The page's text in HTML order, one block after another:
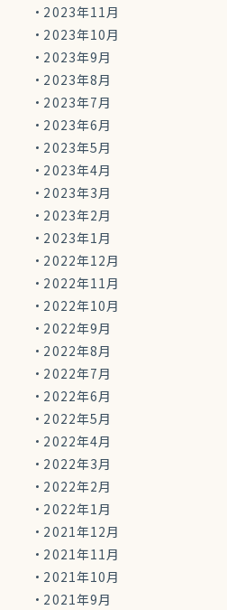
2023年11月
2023年10月
2023年9月
2023年8月
2023年7月
2023年6月
2023年5月
2023年4月
2023年3月
2023年2月
2023年1月
2022年12月
2022年11月
2022年10月
2022年9月
2022年8月
2022年7月
2022年6月
2022年5月
2022年4月
2022年3月
2022年2月
2022年1月
2021年12月
2021年11月
2021年10月
2021年9月